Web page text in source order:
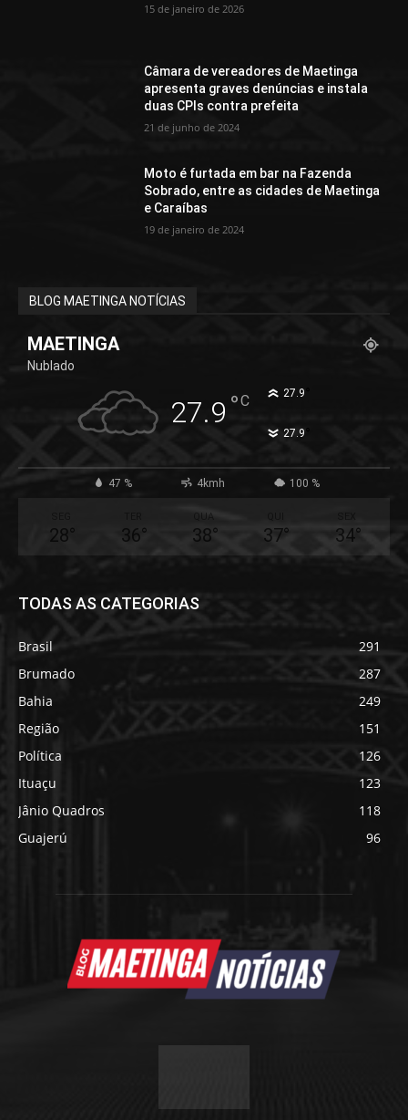
15 de janeiro de 2026
Câmara de vereadores de Maetinga
apresenta graves denúncias e instala
duas CPIs contra prefeita
21 de junho de 2024
Moto é furtada em bar na Fazenda
Sobrado, entre as cidades de Maetinga
e Caraíbas
19 de janeiro de 2024
BLOG MAETINGA NOTÍCIAS
MAETINGA
Nublado
27.9 °C 27.9
27.9
47 % 4kmh 100 %
28° 36°
QUA
38° 37° 34°
TODAS AS CATEGORIAS
Brasil
291
Brumado
287
Bahia
249
Região
151
Política
126
Ituaçu
123
Jânio Quadros
118
Guajerú
96